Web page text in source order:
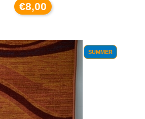
€8,00
SUMMER